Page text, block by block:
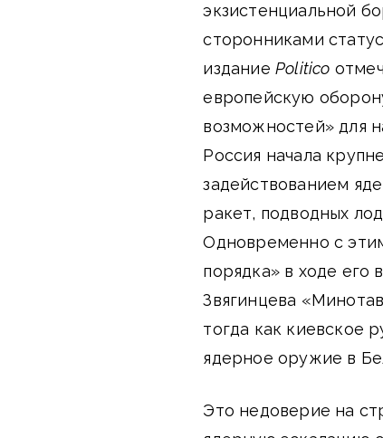
экзистенциальной
сторонниками
издание Politico
европейскую
возможностей» для
Россия начала
задействованием
ракет, подводных
Одновременно с
порядка» в ходе его
Звягинцева
тогда как киевское
ядерное оружие в
Это недоверие на